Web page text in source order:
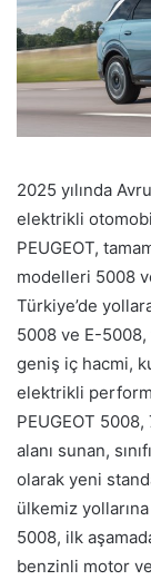
2025 yılında
elektrikli
PEUGEOT,
modelleri 5008
Türkiye’de
5008 ve E-5008,
geniş iç hacmi,
elektrikli
PEUGEOT
alanı sunan,
olarak yeni
ülkemiz
5008, ilk
benzinli motor